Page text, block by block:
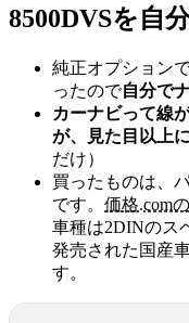
8500DVSを自
純正オプション
ったので自分で
カーナビって線
が、見た目以上
だけ）
買ったものは、
です。 価格.com
車種は2DINのス
発売された国産
す。